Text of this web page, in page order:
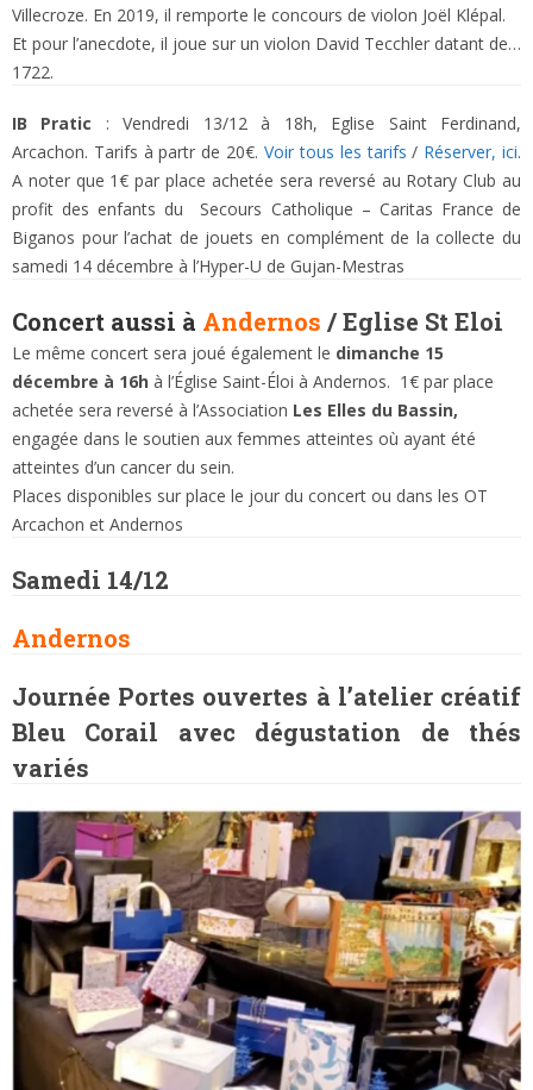
Villecroze. En 2019, il remporte le concours de violon Joël Klépal.
Et pour l’anecdote, il joue sur un violon David Tecchler datant de…
1722.
IB Pratic : Vendredi 13/12 à 18h, Eglise Saint Ferdinand,
Arcachon. Tarifs à partr de 20€. Voir tous les tarifs / Réserver, ici.
A noter que 1€ par place achetée sera reversé au Rotary Club au
profit des enfants du Secours Catholique – Caritas France de
Biganos pour l’achat de jouets en complément de la collecte du
samedi 14 décembre à l’Hyper-U de Gujan-Mestras
Concert aussi à Andernos / Eglise St Eloi
Le même concert sera joué également le dimanche 15
décembre à 16h à l’Église Saint-Éloi à Andernos. 1€ par place
achetée sera reversé à l’Association Les Elles du Bassin,
engagée dans le soutien aux femmes atteintes où ayant été
atteintes d’un cancer du sein.
Places disponibles sur place le jour du concert ou dans les OT
Arcachon et Andernos
Samedi 14/12
Andernos
Journée Portes ouvertes à l’atelier créatif
Bleu Corail avec dégustation de thés
variés